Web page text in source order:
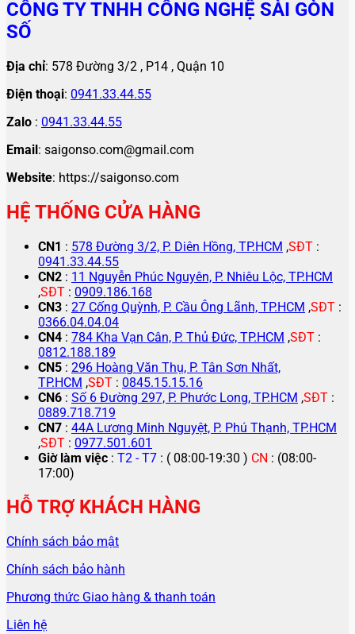
CÔNG TY TNHH CÔNG NGHỆ SÀI GÒN
SỐ
Địa chỉ: 578 Đường 3/2 , P14 , Quận 10
Điện thoại: 0941.33.44.55
Zalo : 0941.33.44.55
Email: saigonso.com@gmail.com
Website: https://saigonso.com
HỆ THỐNG CỬA HÀNG
CN1 : 578 Đường 3/2, P. Diên Hồng, TP.HCM ,SĐT :
0941.33.44.55
CN2 : 11 Nguyễn Phúc Nguyên, P. Nhiêu Lộc, TP.HCM
,SĐT : 0909.186.168
CN3 : 27 Cống Quỳnh, P. Cầu Ông Lãnh, TP.HCM ,SĐT :
0366.04.04.04
CN4 : 784 Kha Vạn Cân, P. Thủ Đức, TP.HCM ,SĐT :
0812.188.189
CN5 : 296 Hoàng Văn Thụ, P. Tân Sơn Nhất,
TP.HCM ,SĐT : 0845.15.15.16
CN6 : Số 6 Đường 297, P. Phước Long, TP.HCM ,SĐT :
0889.718.719
CN7 : 44A Lương Minh Nguyệt, P. Phú Thạnh, TP.HCM
,SĐT : 0977.501.601
Giờ làm việc : T2 - T7 : ( 08:00-19:30 ) CN : (08:00-
17:00)
HỖ TRỢ KHÁCH HÀNG
Chính sách bảo mật
Chính sách bảo hành
Phương thức Giao hàng & thanh toán
Liên hệ